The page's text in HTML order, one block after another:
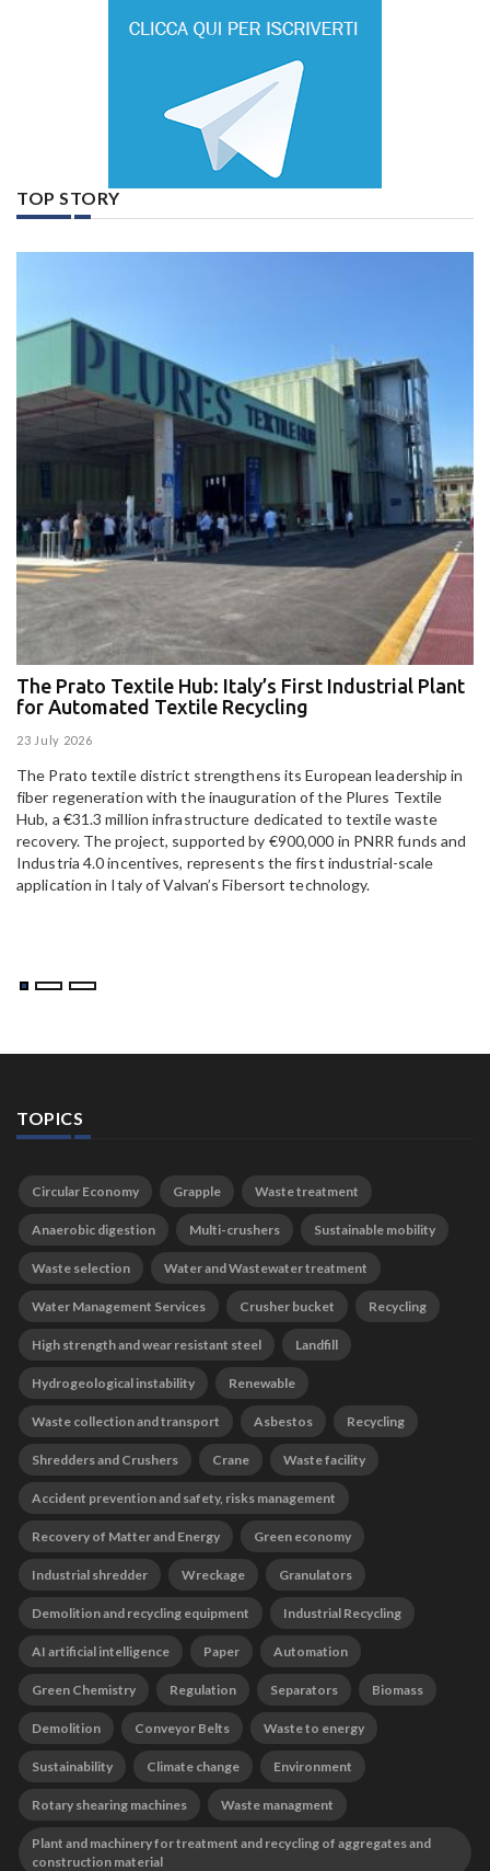
TOP STORY
The Prato Textile Hub: Italy’s First Industrial Plant
for Automated Textile Recycling
23 July 2026
The Prato textile district strengthens its European leadership in
fiber regeneration with the inauguration of the Plures Textile
Hub, a €31.3 million infrastructure dedicated to textile waste
recovery. The project, supported by €900,000 in PNRR funds and
Industria 4.0 incentives, represents the first industrial-scale
application in Italy of Valvan’s Fibersort technology.
TOPICS
Circular Economy Grapple Waste treatment
Anaerobic digestion Multi-crushers Sustainable mobility
Waste selection Water and Wastewater treatment
Water Management Services Crusher bucket Recycling
High strength and wear resistant steel Landfill
Hydrogeological instability Renewable
Waste collection and transport Asbestos Recycling
Shredders and Crushers Crane Waste facility
Accident prevention and safety, risks management
Recovery of Matter and Energy Green economy
Industrial shredder Wreckage Granulators
Demolition and recycling equipment Industrial Recycling
AI artificial intelligence Paper Automation
Green Chemistry Regulation Separators Biomass
Demolition Conveyor Belts Waste to energy
Sustainability Climate change Environment
Rotary shearing machines Waste managment
Plant and machinery for treatment and recycling of aggregates and
construction material